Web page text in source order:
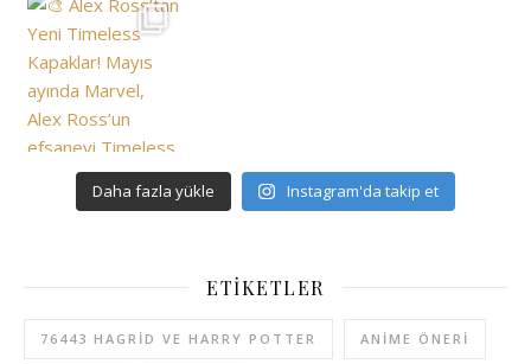
Daha fazla yükle Instagram'da takip et
ETIKETLER
76443 HAGRID VE HARRY POTTER ANIME ÖNERI